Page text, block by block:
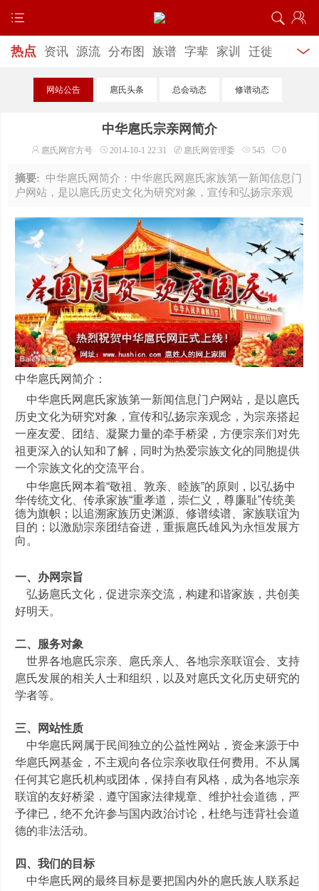
热点 资讯 源流 分布图 族谱 字辈 家训 迁徙
研究考证 古代名人 当代名人 功德榜 文
网上寻亲 服务信息
网站公告 扈氏头条 总会动态 修谱动态
中华扈氏宗亲网简介
扈氏网官方号 2014-10-1 22:31 扈氏网管理委 545 0
摘要: 中华扈氏网简介：中华扈氏网扈氏家族第一新闻信息门
户网站，是以扈氏历史文化为研究对象，宣传和弘扬宗亲观
宗亲们对先祖更深入的认知和了解，同时为热爱宗族 ...
中华扈氏网简介：
中华扈氏网扈氏家族第一新闻信息门户网站，是以扈氏
历史文化为研究对象，宣传和弘扬宗亲观念，为宗亲搭起
一座友爱、团结、凝聚力量的牵手桥梁，方便宗亲们对先
祖更深入的认知和了解，同时为热爱宗族文化的同胞提供
一个宗族文化的交流平台。
中华扈氏网本着“敬祖、敦亲、睦族”的原则，以弘扬中
华传统文化、传承家族“重孝道，崇仁义，尊廉耻”传统美
德为旗帜；以追溯家族历史渊源、修谱续谱、家族联谊为
目的；以激励宗亲团结奋进，重振扈氏雄风为永恒发展方
向。
一、办网宗旨
弘扬扈氏文化，促进宗亲交流，构建和谐家族，共创美
好明天。
二、服务对象
世界各地扈氏宗亲、扈氏亲人、各地宗亲联谊会、支持
扈氏发展的相关人士和组织，以及对扈氏文化历史研究的
学者等。
三、网站性质
中华扈氏网属于民间独立的公益性网站，资金来源于中
华扈氏网基金，不主观向各位宗亲收取任何费用。不从属
任何其它扈氏机构或团体，保持自有风格，成为各地宗亲
联谊的友好桥梁．遵守国家法律规章、维护社会道德，严
予律已，绝不允许参与国内政治讨论，杜绝与违背社会道
德的非法活动。
四、我们的目标
中华扈氏网的最终目标是要把国内外的扈氏族人联系起